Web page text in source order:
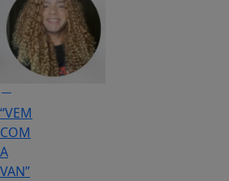
“VEM
COM
A
VAN”